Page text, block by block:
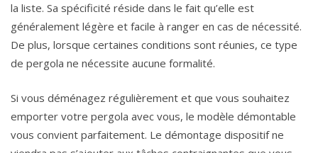
la liste. Sa spécificité réside dans le fait qu’elle est
généralement légère et facile à ranger en cas de nécessité.
De plus, lorsque certaines conditions sont réunies, ce type
de pergola ne nécessite aucune formalité.
Si vous déménagez régulièrement et que vous souhaitez
emporter votre pergola avec vous, le modèle démontable
vous convient parfaitement. Le démontage dispositif ne